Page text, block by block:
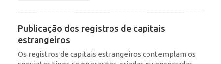
Publicação dos registros de capitais
estrangeiros
Os registros de capitais estrangeiros contemplam os